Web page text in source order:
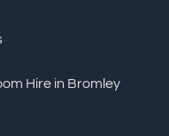
Hire in Bromley